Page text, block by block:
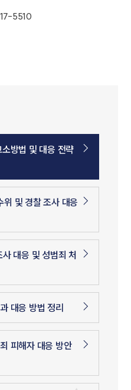
5510
방법 및 대응 전략
및 경찰 조사 대응
대응 및 성범죄 처
대응 방법 정리
피해자 대응 방안